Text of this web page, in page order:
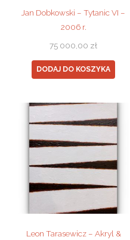
Jan Dobkowski – Tytanic VI –
2006 r.
75 000,00 zł
DODAJ DO KOSZYKA
Leon Tarasewicz – Akryl &